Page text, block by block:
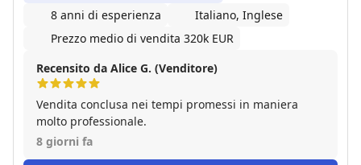
8 anni di esperienza
Italiano, Inglese
Prezzo medio di vendita 320k EUR
Recensito da Alice G. (Venditore)
Vendita conclusa nei tempi promessi in maniera
molto professionale.
8 giorni fa